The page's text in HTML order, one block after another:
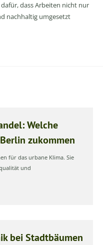
dass Arbeiten nicht nur
nachhaltig umgesetzt
Welche
zukommen
für das urbane Klima. Sie
und
bei Stadtbäumen